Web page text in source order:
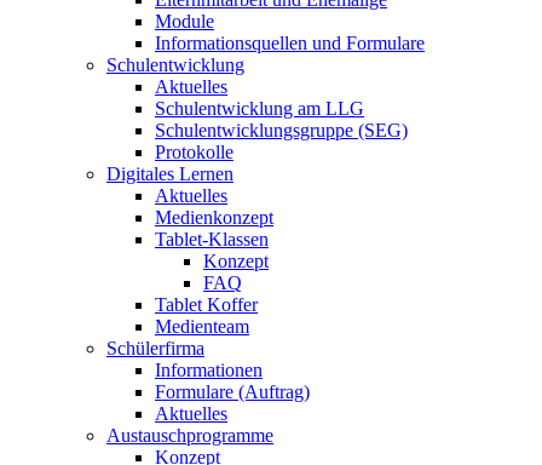
Module
Informationsquellen und Formulare
Schulentwicklung
Aktuelles
Schulentwicklung am LLG
Schulentwicklungsgruppe (SEG)
Protokolle
Digitales Lernen
Aktuelles
Medienkonzept
Tablet-Klassen
Konzept
FAQ
Tablet Koffer
Medienteam
Schülerfirma
Informationen
Formulare (Auftrag)
Aktuelles
Austauschprogramme
Konzept